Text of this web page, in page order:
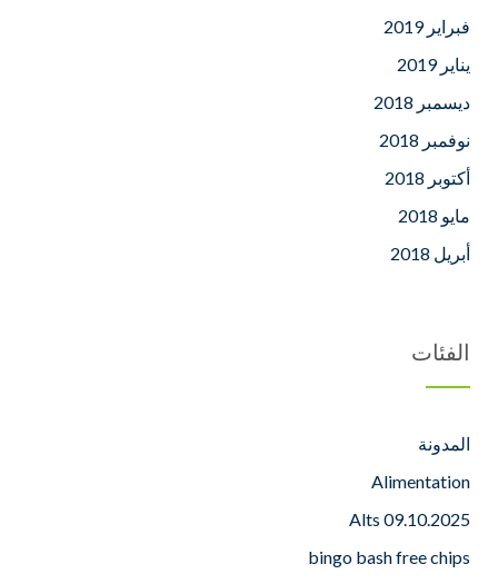
فبراير 2019
يناير 2019
ديسمبر 2018
نوفمبر 2018
أكتوبر 2018
مايو 2018
أبريل 2018
الفئات
المدونة
Alimentation
Alts 09.10.2025
bingo bash free chips